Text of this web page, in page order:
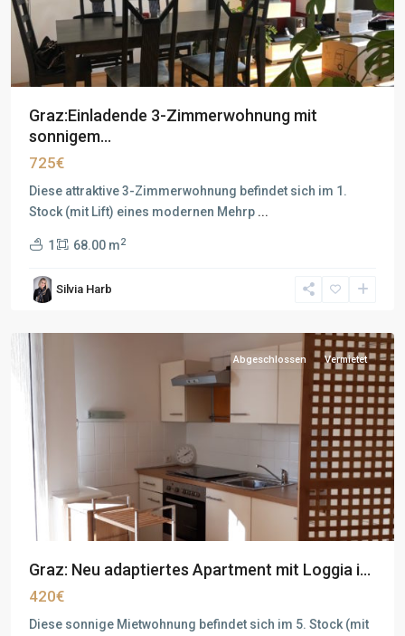
Graz:Einladende 3-Zimmerwohnung mit
sonnigem...
725€
Diese attraktive 3-Zimmerwohnung befindet sich im 1.
Stock (mit Lift) eines modernen Mehrp ...
1 68.00 m2
Silvia Harb
Abgeschlossen Vermietet
Graz: Neu adaptiertes Apartment mit Loggia i...
420€
Diese sonnige Mietwohnung befindet sich im 5. Stock (mit